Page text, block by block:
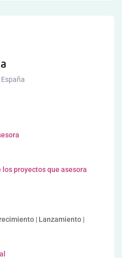
España
proyectos que asesora
| Lanzamiento |